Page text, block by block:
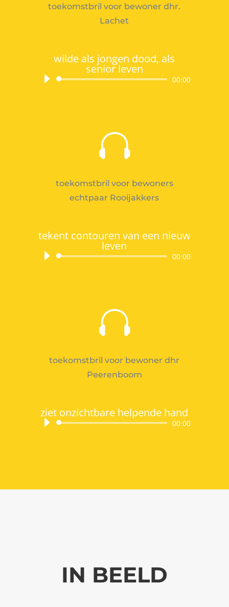
toekomstbril voor bewoner dhr.
Lachet
wilde als jongen dood, als
senior leven
Audiospeler 00:00

toekomstbril voor bewoners
echtpaar Rooijakkers
tekent contouren van een nieuw
leven
Audiospeler 00:00

toekomstbril voor bewoner dhr
Peerenboom
ziet onzichtbare helpende hand
Audiospeler 00:00
IN BEELD